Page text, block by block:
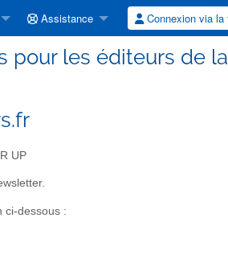
Assistance Connexion via la
les éditeurs de
UP
ci-dessous :